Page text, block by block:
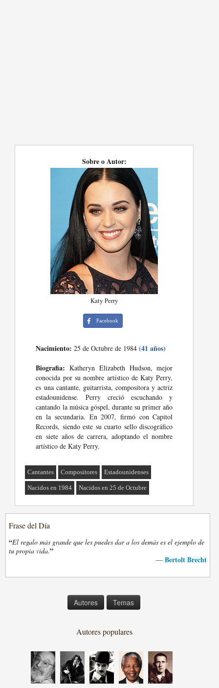
Sobre o Autor:
Katy Perry
Facebook
Nacimiento: 25 de Octubre de 1984(41 años)
Biografia: Katheryn Elizabeth Hudson, mejor
conocida por su nombre artístico de Katy Perry,
es una cantante, guitarrista, compositora y actriz
estadounidense. Perry creció escuchando y
cantando la música góspel, durante su primer año
en la secundaria. En 2007, firmó con Capitol
Records, siendo este su cuarto sello discográfico
en siete años de carrera, adoptando el nombre
artístico de Katy Perry.
Cantantes Compositores Estadounidenses
Nacidos en 1984 Nacidos en 25 de Octubre
Frase del Día
“El regalo más grande que les puedes dar a los demás es el ejemplo de
tu propia vida.”
— Bertolt Brecht
Autores Temas
Autores populares